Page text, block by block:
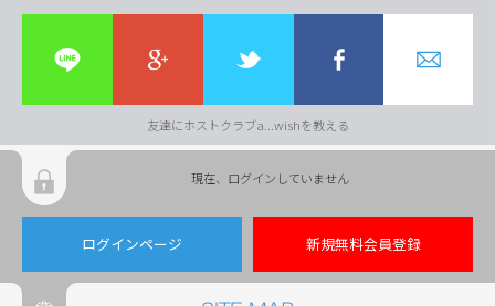
友達にホストクラブa...wishを教える
現在、ログインしていません
ログインページ 新規無料会員登録